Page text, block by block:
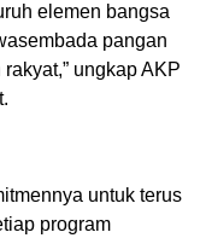
elemen bangsa
pangan
ungkap AKP
untuk terus
program